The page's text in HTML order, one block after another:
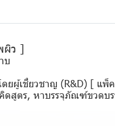
ผิว ]
บ
ยผู้เชี่ยวชาญ (R&D) [ แพ็
ดสูตร, หาบรรจุภัณฑ์ขวดบ